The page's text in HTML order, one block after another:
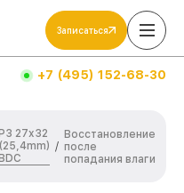
Записаться
+7 (495) 152-68-30
P3 27x32
(25,4mm)
BDC
/
Восстановление
после
попадания влаги